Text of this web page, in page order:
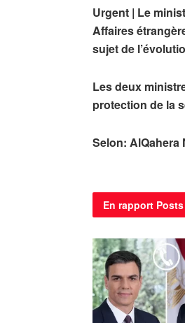
Urgent | Le
Affaires
sujet de
Les deux
protection de la
Selon: AlQahera
En rapport Posts